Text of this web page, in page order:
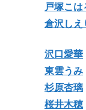
戸塚こは
倉沢しえ
沢口愛華
東雲うみ
杉原杏璃
桜井木穂